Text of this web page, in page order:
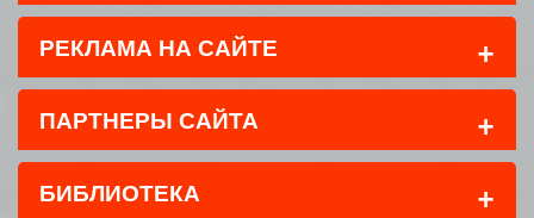
РЕКЛАМА НА САЙТЕ +
ПАРТНЕРЫ САЙТА +
БИБЛИОТЕКА +